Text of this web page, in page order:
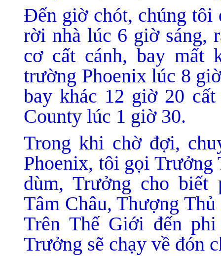
Đến giờ chót, chúng tôi
rời nhà lúc 6 giờ sáng,
cơ cất cánh, bay mất
trường Phoenix lúc 8
bay khác 12 giờ 20
County lúc 1 giờ 30.
Trong khi chờ đợi,
Phoenix, tôi gọi Trưởng
dùm, Trưởng cho biết
Tâm Châu, Thượng
Trên Thế Giới đến
Trưởng sẽ chạy về đón